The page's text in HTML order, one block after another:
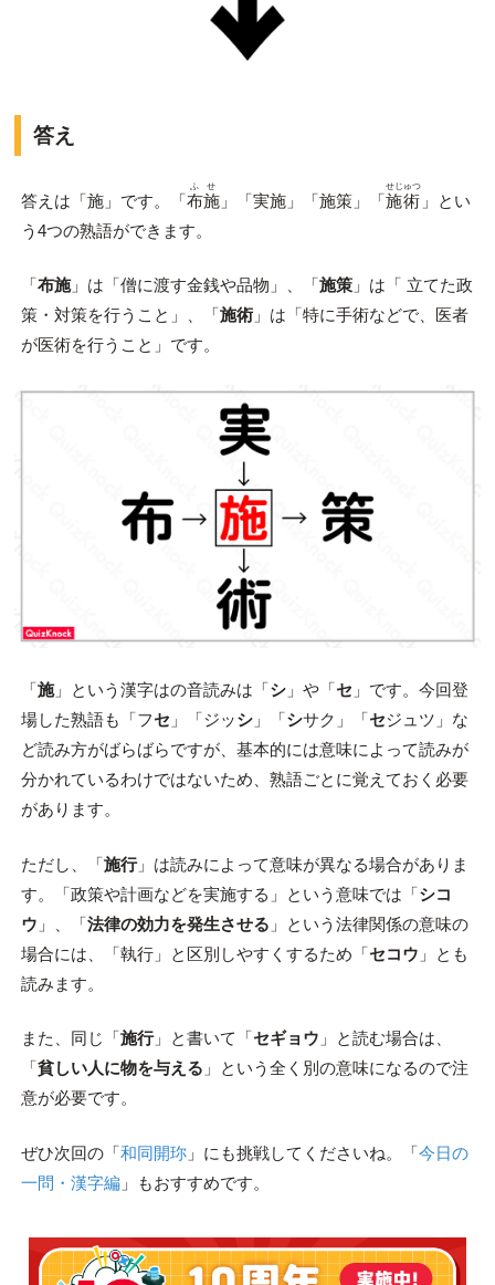
答え
答えは「施」です。「布施
ふせ
」「実施」「施策」「施術
せじゅつ
」とい
う4つの熟語ができます。
「布施」は「僧に渡す金銭や品物」、「施策」は「 立てた政
策・対策を行うこと」、「施術」は「特に手術などで、医者
が医術を行うこと」です。
「施」という漢字はの音読みは「シ」や「セ 」です。今回登
場した熟語も「フセ 」「ジッシ」「シサク」「セジュツ」な
ど読み方がばらばらですが、基本的には意味によって読みが
分かれているわけではないため、熟語ごとに覚えておく必要
があります。
ただし、「施行」は読みによって意味が異なる場合がありま
す。「政策や計画などを実施する」という意味では「シコ
ウ 」、「法律の効力を発生させる 」という法律関係の意味の
場合には、「執行」と区別しやすくするため「セコウ 」とも
読みます。
また、同じ「施行」と書いて「セギョウ 」と読む場合は、
「貧しい人に物を与える 」という全く別の意味になるので注
意が必要です。
ぜひ次回の「和同開珎」にも挑戦してくださいね。「今日の
一問・漢字編」もおすすめです。